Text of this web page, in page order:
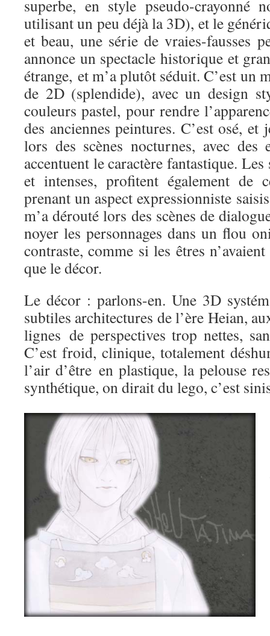
superbe, en style pseudo-crayonné
utilisant un peu déjà la 3D), et le
et beau, une série de vraies-fausses
annonce un spectacle historique et
étrange, et m’a plutôt séduit. C’est un
de 2D (splendide), avec un design
couleurs pastel, pour rendre
des anciennes peintures. C’est osé, et
lors des scènes nocturnes, avec
accentuent le caractère fantastique. Les
et intenses, profitent également de
prenant un aspect expressionniste
m’a dérouté lors des scènes de
noyer les personnages dans un flou
contraste, comme si les êtres
que le décor.
Le décor : parlons-en. Une 3D
subtiles architectures de l’ère Heian,
lignes de perspectives trop nettes,
C’est froid, clinique, totalement
l’air d’être en plastique, la pelouse
synthétique, on dirait du lego, c’est